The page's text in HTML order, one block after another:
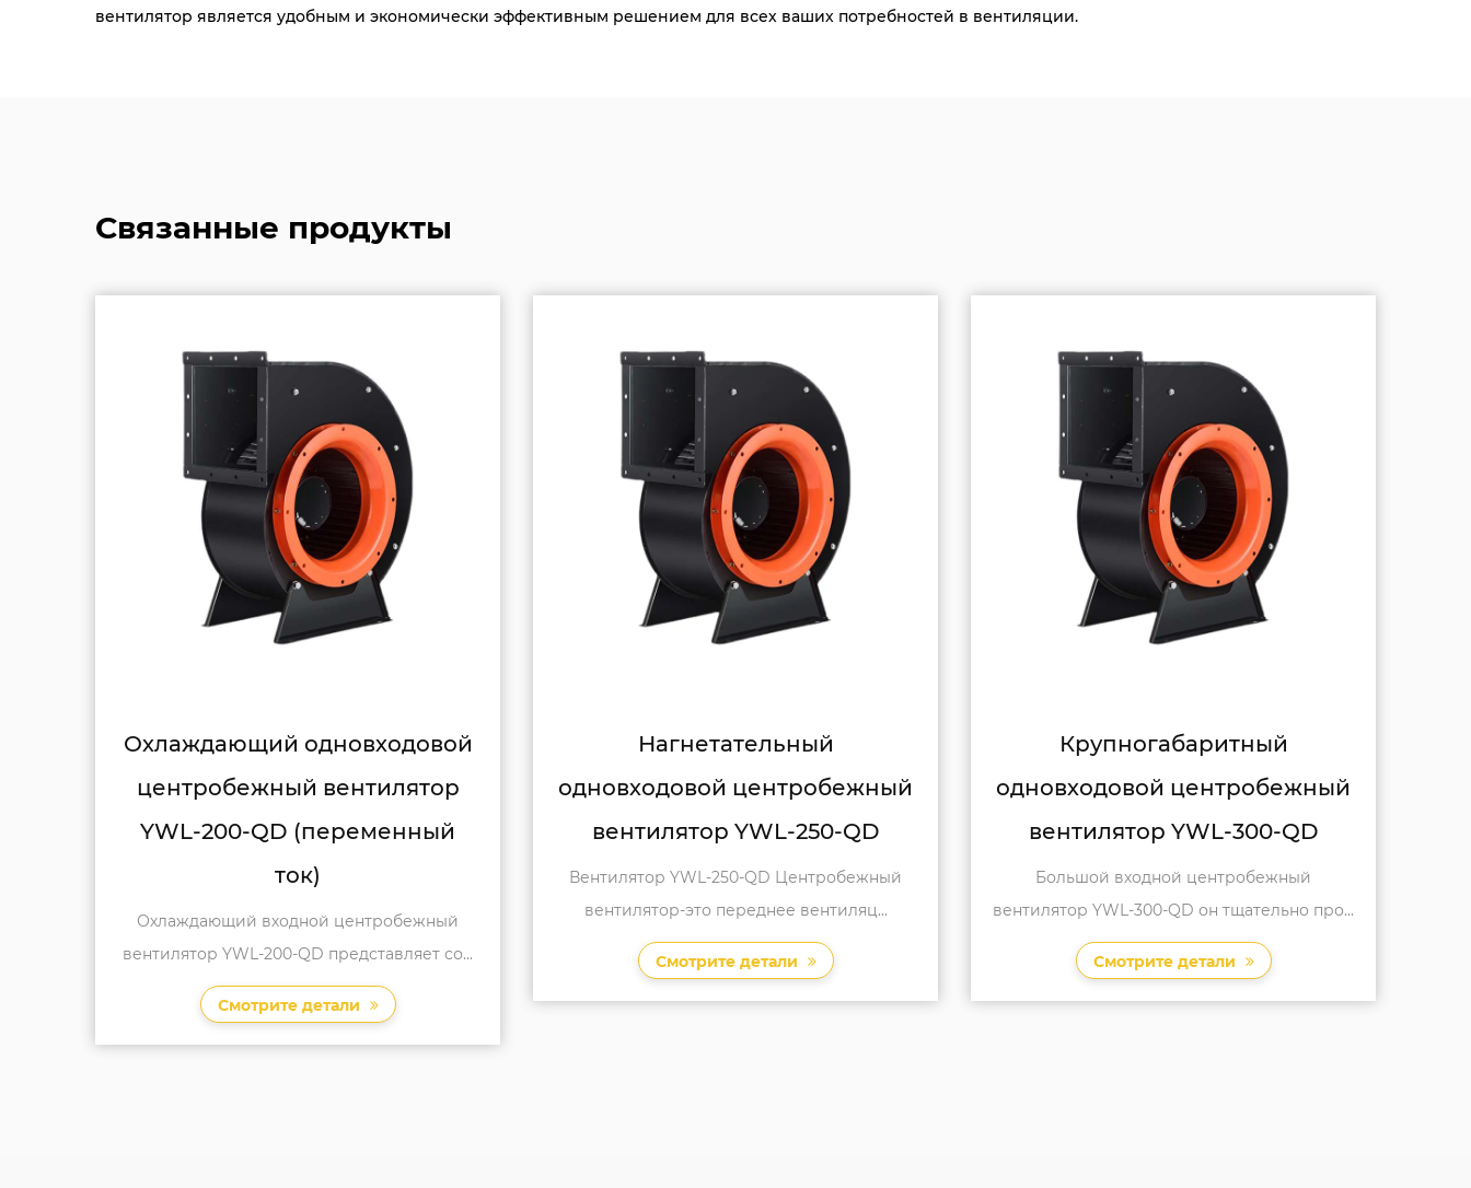
вентилятор является удобным и экономически эффективным решением для всех ваших потребностей в вентиляции.
Связанные продукты
Нагнетательный
одновходовой центробежный
вентилятор YWL-250-QD
Вентилятор YWL-250-QD Центробежный
вентилятор-это переднее вентиляц...
Смотрите детали
Крупногабаритный
одновходовой центробежный
вентилятор YWL-300-QD
Большой входной центробежный
вентилятор YWL-300-QD он тщательно про...
Смотрите детали
Коммерческий одновходовой
центробежный вентилятор
YWL-300A-QD
Коммерческий единый впускной
центробежный вентилятор YWL-300A-QD
пр...
Смотрите детали